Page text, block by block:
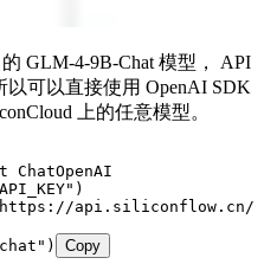
GLM-4-9B-Chat 模型， API
可以直接使用 OpenAI SDK
上的任意模型。
ChatOpenAI
" )
https://api.siliconflow.cn/
" ) Copy